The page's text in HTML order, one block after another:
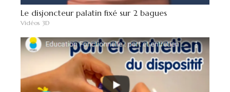
Le disjoncteur palatin fixé sur 2 bagues
Vidéos 3D